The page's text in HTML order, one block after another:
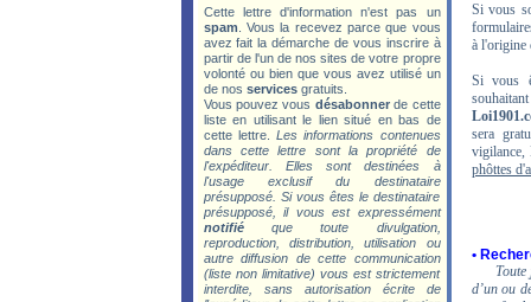
Cette lettre d'information n'est pas un
spam . Vous la recevez parce que vous
avez fait la démarche de vous inscrire à
partir de l'un de nos sites de votre propre
volonté ou bien que vous avez utilisé un
de nos servicesgratuits.
Vous pouvez vous désabonnerde cette
liste en utilisant le lien situé en bas de
cette lettre. Les informations contenues
dans cette lettre sont la propriété de
l'expéditeur. Elles sont destinées à
l'usage exclusif du destinataire
présupposé. Si vous êtes le destinataire
présupposé, il vous est expressément
notifiéque toute divulgation,
reproduction, distribution, utilisation ou
autre diffusion de cette communication
(liste non limitative) vous est strictement
interdite, sans autorisation écrite de
Si vous
à l'origine
Si vous
sera
vigilance,
phôttes
•
Toute
d’un ou